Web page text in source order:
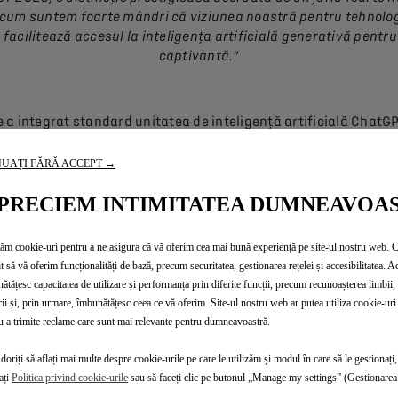
suntem foarte mândri că viziunea noastră pentru
facilitează accesul la inteligența artificială generativă
captivantă.”
a integrat standard unitatea de inteligență artificială
unică.
„Pioneer Award” din partea revistelor germane Auto Bild
dintre modelele sale. De asemenea, în luna octombrie a
pe DS 3, DS 4, DS 7 și în curând pe DS N°8, noua
Plus, care combină deja navigație conectată,
EV și e-Routes (în funcție de model). Acest pachet este
FĂRĂ ACCEPT →
INTIMITATEA
cookie-uri pentru a ne asigura că vă oferim cea mai bună experiență pe site-ul nostru web.
să vă oferim funcționalități de bază, precum securitatea, gestionarea rețelei și accesibilitatea.
capacitatea de utilizare și performanța prin diferite funcții, precum recunoașterea limbii,
și, prin urmare, îmbunătățesc ceea ce vă oferim. Site-ul nostru web ar putea utiliza cookie-uri
a trimite reclame care sunt mai relevante pentru dumneavoastră.
să aflați mai multe despre cookie-urile pe care le utilizăm și modul în care să le
Politica privind cookie-urile sau să faceți clic pe butonul „Manage my settings”